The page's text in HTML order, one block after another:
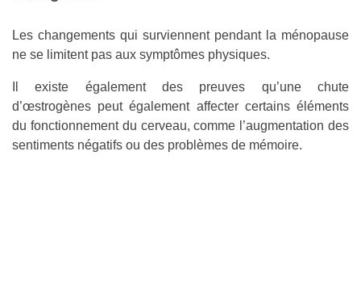
Les changements qui surviennent pendant la ménopause
ne se limitent pas aux symptômes physiques.
Il existe également des preuves qu’une chute
d’œstrogènes peut également affecter certains éléments
du fonctionnement du cerveau, comme l’augmentation des
sentiments négatifs ou des problèmes de mémoire.